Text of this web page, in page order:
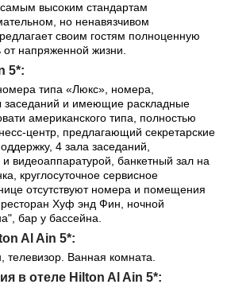
высоким стандартам
но ненавязчивом
своим гостям полноценную
от напряженной жизни.
5*:
типа «Люкс», номера,
заседаний и имеющие раскладные
американского типа, полностью
центр, предлагающий секретарские
4 зала заседаний,
видеоаппаратурой, банкетный зал на
круглосуточное сервисное
отсутствуют номера и помещения
Хуф энд Фин, ночной
бар у бассейна.
Al Ain 5*:
Ванная комната.
в отеле Hilton Al Ain 5*: